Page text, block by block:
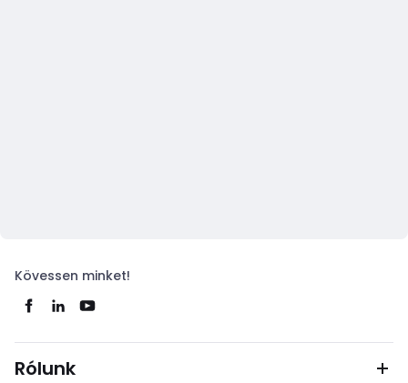
Kövessen minket!
Rólunk